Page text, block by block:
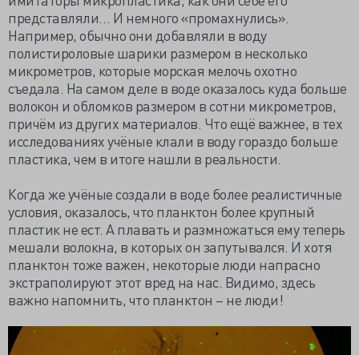
представляли… И немного «промахнулись».
Например, обычно они добавляли в воду
полистироловые шарики размером в несколько
микрометров, которые морская мелочь охотно
съедала. На самом деле в воде оказалось куда больше
волокон и обломков размером в сотни микрометров,
причём из других материалов. Что ещё важнее, в тех
исследованиях учёные клали в воду гораздо больше
пластика, чем в итоге нашли в реальности.
Когда же учёные создали в воде более реалистичные
условия, оказалось, что планктон более крупный
пластик не ест. А плавать и размножаться ему теперь
мешали волокна, в которых он запутывался. И хотя
планктон тоже важен, некоторые люди напрасно
экстраполируют этот вред на нас. Видимо, здесь
важно напомнить, что планктон – не люди!